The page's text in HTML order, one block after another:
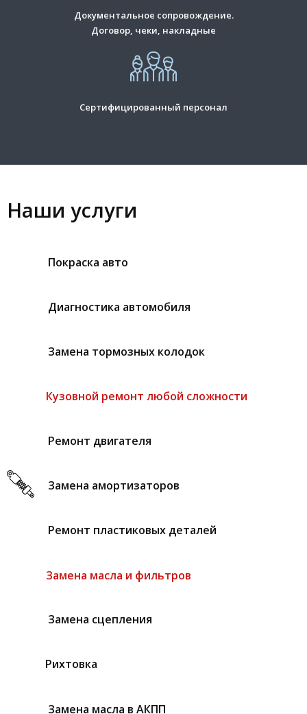
Документальное сопровождение.
Договор, чеки, накладные
Сертифицированный персонал
Наши услуги
Покраска авто
Диагностика автомобиля
Замена тормозных колодок
Кузовной ремонт любой сложности
Ремонт двигателя
Замена амортизаторов
Ремонт пластиковых деталей
Замена масла и фильтров
Замена сцепления
Рихтовка
Замена масла в АКПП